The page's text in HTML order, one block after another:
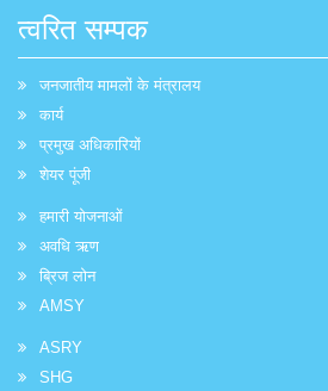
त्वरित सम्पक
जनजातीय मामलों के मंत्रालय
कार्य
प्रमुख अधिकारियों
शेयर पूंजी
हमारी योजनाओं
अवधि ऋण
ब्रिज लोन
AMSY
ASRY
SHG